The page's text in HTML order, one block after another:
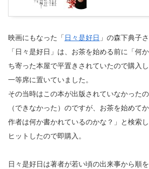
映画にもなった「 日々是好日 」の森下典子
「日々是好日」は、お茶を始める前に「何
ち寄った本屋で平置きされていたので購入
一等席に置いていました。
その当時はこの本が出版されていなかった
（できなかった）のですが、お茶を始めて
作者は何か書かれているのかな？」と検索
ヒットしたので即購入。
日々是好日は著者が若い頃の出来事から順